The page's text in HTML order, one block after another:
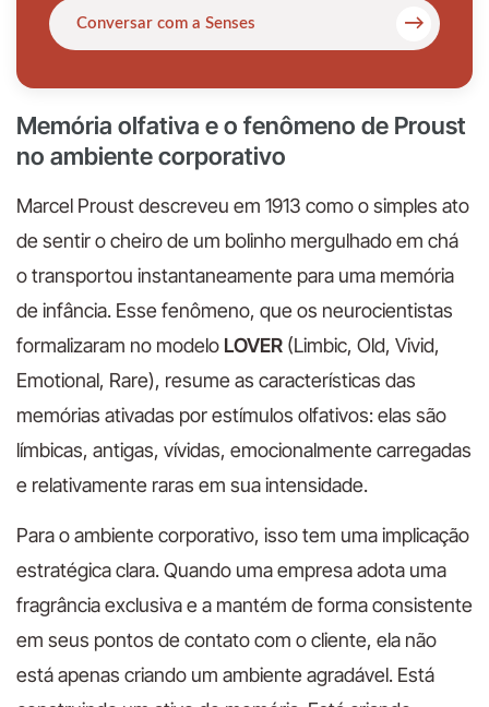
Conversar com a Senses →
Memória olfativa e o fenômeno de Proust
no ambiente corporativo
Marcel Proust descreveu em 1913 como o simples ato
de sentir o cheiro de um bolinho mergulhado em chá
o transportou instantaneamente para uma memória
de infância. Esse fenômeno, que os neurocientistas
formalizaram no modelo LOVER (Limbic, Old, Vivid,
Emotional, Rare), resume as características das
memórias ativadas por estímulos olfativos: elas são
límbicas, antigas, vívidas, emocionalmente carregadas
e relativamente raras em sua intensidade.
Para o ambiente corporativo, isso tem uma implicação
estratégica clara. Quando uma empresa adota uma
fragrância exclusiva e a mantém de forma consistente
em seus pontos de contato com o cliente, ela não
está apenas criando um ambiente agradável. Está